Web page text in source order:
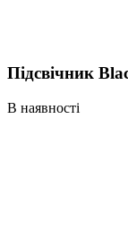
Підсвічник
В наявності